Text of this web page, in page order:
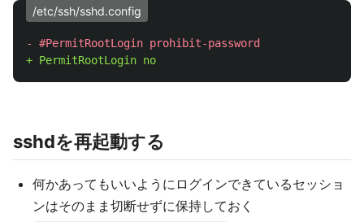
/etc/ssh/sshd.config
sshdを再起動する
何かあってもいいようにログインできているセッショ
ンはそのまま切断せずに保持しておく